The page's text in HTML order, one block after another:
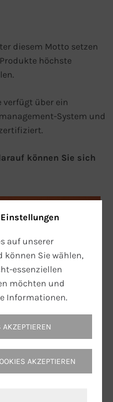
diesem Motto setzen
höchste
verfügt über ein
System und
können Sie sich
auf unserer
können Sie wählen,
essenziellen
möchten und
Informationen.
AKZEPTIEREN
AKZEPTIEREN